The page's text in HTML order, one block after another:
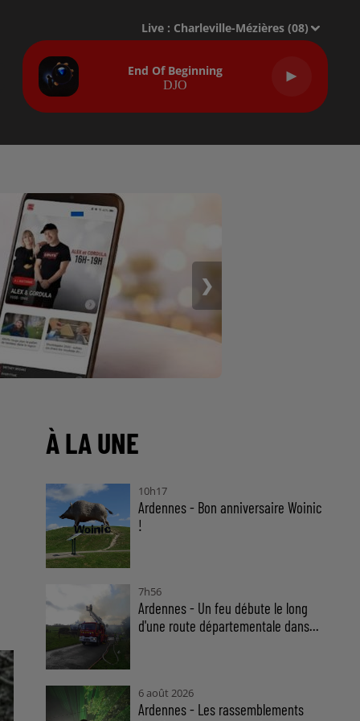
Live : Charleville-Mézières (08)
End Of Beginning
DJO
❯
À LA UNE
10h17
Ardennes - Bon anniversaire Woinic
!
7h56
Ardennes - Un feu débute le long
d'une route départementale dans...
6 août 2026
Ardennes - Les rassemblements